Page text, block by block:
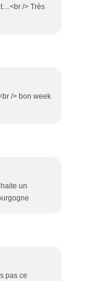
/> Très
/> bon week
un
pas ce